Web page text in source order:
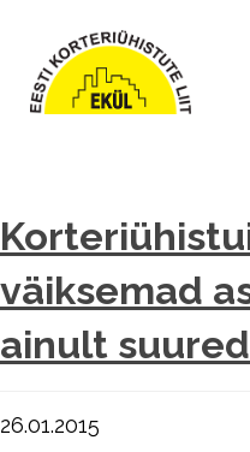
väiksemad
ainult
26.01.2015